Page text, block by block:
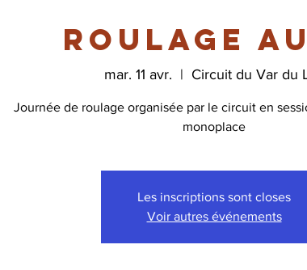
Roulage
mar. 11 avr.
  |
Circuit du Var du
Journée de roulage organisée par le circuit en
monoplace
Les inscriptions sont closes
Voir autres événements